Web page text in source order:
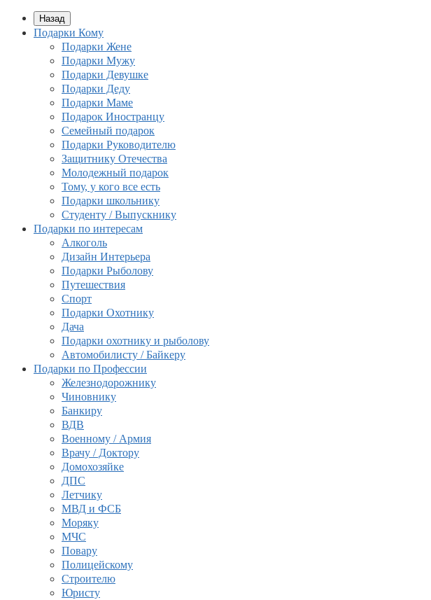
Назад
Подарки Кому
Подарки Жене
Подарки Мужу
Подарки Девушке
Подарки Деду
Подарки Маме
Подарок Иностранцу
Семейный подарок
Подарки Руководителю
Защитнику Отечества
Молодежный подарок
Тому, у кого все есть
Подарки школьнику
Студенту / Выпускнику
Подарки по интересам
Алкоголь
Дизайн Интерьера
Подарки Рыболову
Путешествия
Спорт
Подарки Охотнику
Дача
Подарки охотнику и рыболову
Автомобилисту / Байкеру
Подарки по Профессии
Железнодорожнику
Чиновнику
Банкиру
ВДВ
Военному / Армия
Врачу / Доктору
Домохозяйке
ДПС
Летчику
МВД и ФСБ
Моряку
МЧС
Повару
Полицейскому
Строителю
Юристу